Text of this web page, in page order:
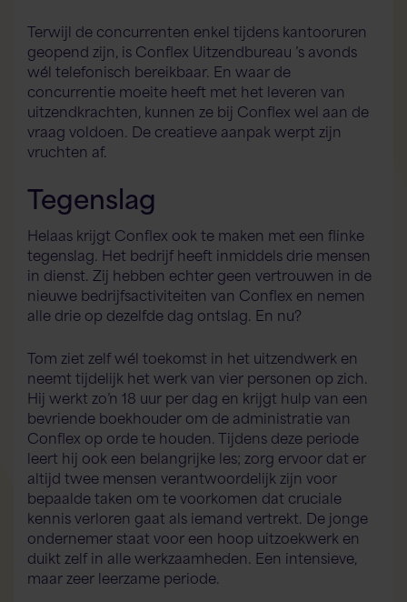
Terwijl de concurrenten enkel tijdens kantooruren
geopend zijn, is Conflex Uitzendbureau ’s avonds
wél telefonisch bereikbaar. En waar de
concurrentie moeite heeft met het leveren van
uitzendkrachten, kunnen ze bij Conflex wel aan de
vraag voldoen. De creatieve aanpak werpt zijn
vruchten af.
Tegenslag
Helaas krijgt Conflex ook te maken met een flinke
tegenslag. Het bedrijf heeft inmiddels drie mensen
in dienst. Zij hebben echter geen vertrouwen in de
nieuwe bedrijfsactiviteiten van Conflex en nemen
alle drie op dezelfde dag ontslag. En nu?
Tom ziet zelf wél toekomst in het uitzendwerk en
neemt tijdelijk het werk van vier personen op zich.
Hij werkt zo’n 18 uur per dag en krijgt hulp van een
bevriende boekhouder om de administratie van
Conflex op orde te houden. Tijdens deze periode
leert hij ook een belangrijke les; zorg ervoor dat er
altijd twee mensen verantwoordelijk zijn voor
bepaalde taken om te voorkomen dat cruciale
kennis verloren gaat als iemand vertrekt. De jonge
ondernemer staat voor een hoop uitzoekwerk en
duikt zelf in alle werkzaamheden. Een intensieve,
maar zeer leerzame periode.